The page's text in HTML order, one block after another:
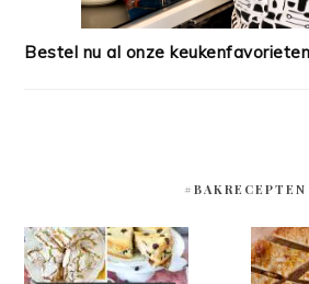
Bestel nu al onze
#BAKRECEPTEN